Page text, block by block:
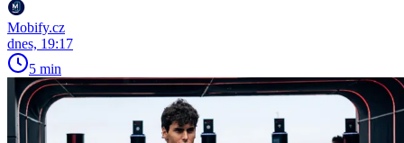
Mobify.cz
dnes, 19:17
5 min